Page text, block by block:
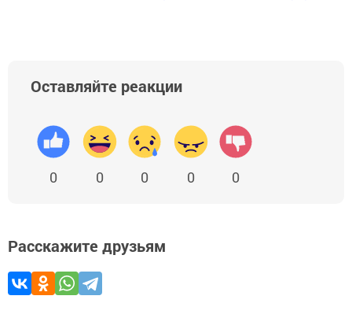
Оставляйте реакции
0 0 0 0 0
Расскажите друзьям